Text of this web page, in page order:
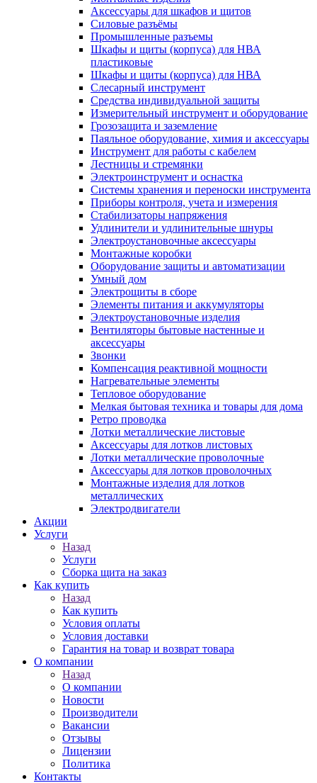
Аксессуары для шкафов и щитов
Силовые разъёмы
Промышленные разъемы
Шкафы и щиты (корпуса) для НВА
пластиковые
Шкафы и щиты (корпуса) для НВА
Слесарный инструмент
Средства индивидуальной защиты
Измерительный инструмент и оборудование
Грозозащита и заземление
Паяльное оборудование, химия и аксессуары
Инструмент для работы с кабелем
Лестницы и стремянки
Электроинструмент и оснастка
Системы хранения и переноски инструмента
Приборы контроля, учета и измерения
Стабилизаторы напряжения
Удлинители и удлинительные шнуры
Электроустановочные аксессуары
Монтажные коробки
Оборудование защиты и автоматизации
Умный дом
Электрощиты в сборе
Элементы питания и аккумуляторы
Электроустановочные изделия
Вентиляторы бытовые настенные и
аксессуары
Звонки
Компенсация реактивной мощности
Нагревательные элементы
Тепловое оборудование
Мелкая бытовая техника и товары для дома
Ретро проводка
Лотки металлические листовые
Аксессуары для лотков листовых
Лотки металлические проволочные
Аксессуары для лотков проволочных
Монтажные изделия для лотков
металлических
Электродвигатели
Акции
Услуги
Назад
Услуги
Сборка щита на заказ
Как купить
Назад
Как купить
Условия оплаты
Условия доставки
Гарантия на товар и возврат товара
О компании
Назад
О компании
Новости
Производители
Вакансии
Отзывы
Лицензии
Политика
Контакты